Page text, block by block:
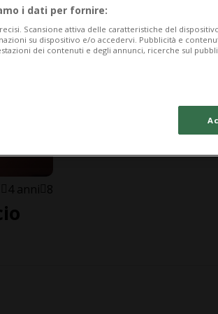
4 anni 8
i dati per fornire:
Scansione attiva delle caratteristiche del
su dispositivo e/o accedervi. Pubblicità e
dei contenuti e degli annunci, ricerche sul